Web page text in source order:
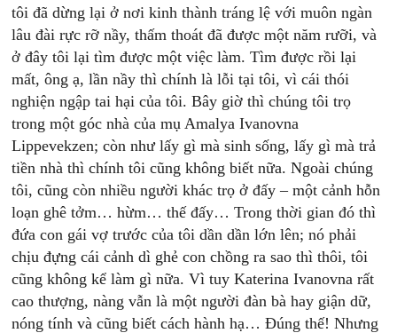
tôi đã dừng lại ở nơi kinh thành tráng lệ với muôn ngàn
lâu đài rực rỡ nầy, thấm thoát đã được một năm rưỡi, và
ở đây tôi lại tìm được một việc làm. Tìm được rồi lại
mất, ông ạ, lần nầy thì chính là lỗi tại tôi, vì cái thói
nghiện ngập tai hại của tôi. Bây giờ thì chúng tôi trọ
trong một góc nhà của mụ Amalya Ivanovna
Lippevekzen; còn như lấy gì mà sinh sống, lấy gì mà trả
tiền nhà thì chính tôi cũng không biết nữa. Ngoài chúng
tôi, cũng còn nhiều người khác trọ ở đấy – một cảnh hỗn
loạn ghê tởm… hừm… thế đấy… Trong thời gian đó thì
đứa con gái vợ trước của tôi dần dần lớn lên; nó phải
chịu đựng cái cảnh dì ghẻ con chồng ra sao thì thôi, tôi
cũng không kể làm gì nữa. Vì tuy Katerina Ivanovna rất
cao thượng, nàng vẫn là một người đàn bà hay giận dữ,
nóng tính và cũng biết cách hành hạ… Đúng thế! Nhưng